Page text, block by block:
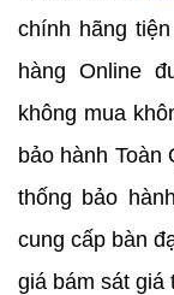
chính hãng
hàng Online
không mua
bảo hành Toàn
thống bảo
cung cấp bàn
giá bám sát giá